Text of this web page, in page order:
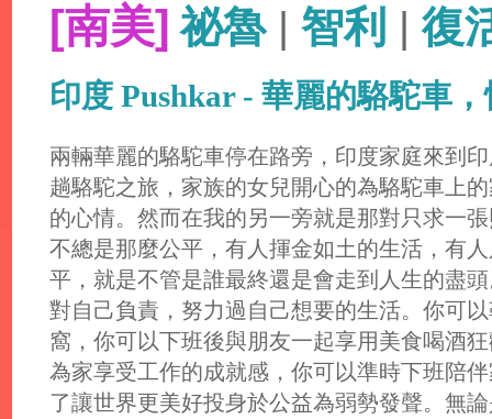
[南美] 祕魯| 智利 |復
印度 Pushkar - 華麗的駱駝車
兩輛華麗的駱駝車停在路旁，印度家庭來到
趟駱駝之旅，家族的女兒開心的為駱駝車上
的心情。然而在我的另一旁就是那對只求一
不總是那麼公平，有人揮金如土的生活，有
平，就是不管是誰最終還是會走到人生的盡
對自己負責，努力過自己想要的生活。你可
窩，你可以下班後與朋友一起享用美食喝酒
為家享受工作的成就感，你可以準時下班陪
了讓世界更美好投身於公益為弱勢發聲。無